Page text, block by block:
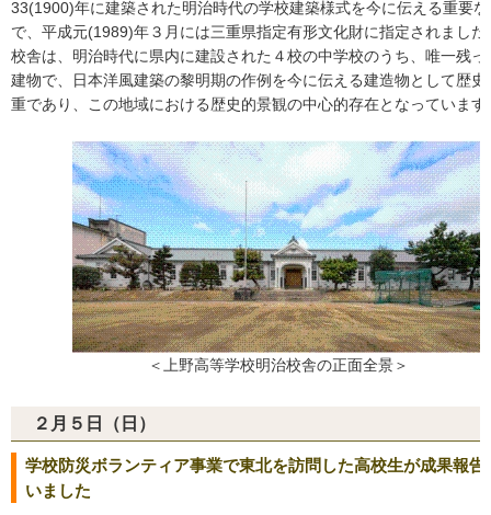
33(1900)年に建築された明治時代の学校建築様式を今に伝える重要
で、平成元(1989)年３月には三重県指定有形文化財に指定されました
校舎は、明治時代に県内に建設された４校の中学校のうち、唯一残っ
建物で、日本洋風建築の黎明期の作例を今に伝える建造物として歴史
重であり、この地域における歴史的景観の中心的存在となっています
＜上野高等学校明治校舎の正面全景＞
２月５日（日）
学校防災ボランティア事業で東北を訪問した高校生が成果報告
いました